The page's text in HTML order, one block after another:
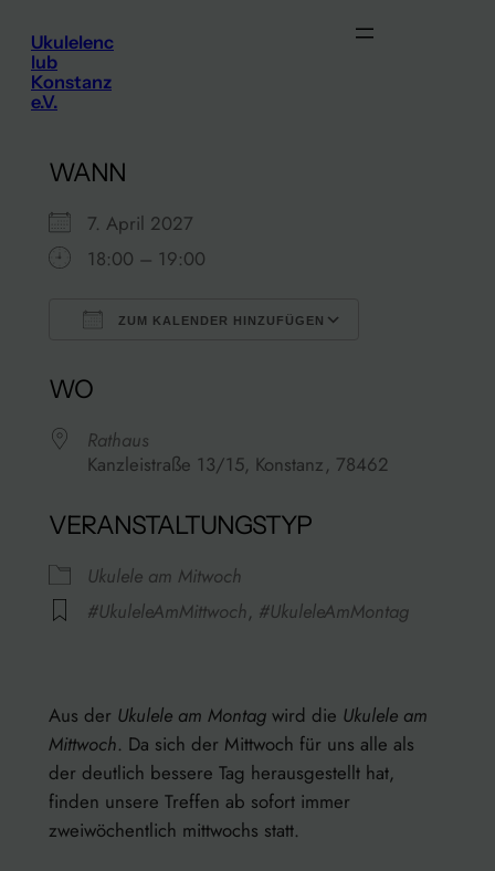
Inhalt
springen
Ukulelenc
lub
Konstanz
e.V.
WANN
7. April 2027
18:00 – 19:00
ZUM KALENDER HINZUFÜGEN
WO
Rathaus
Kanzleistraße 13/15, Konstanz, 78462
VERANSTALTUNGSTYP
Ukulele am Mitwoch
#UkuleleAmMittwoch, #UkuleleAmMontag
Veranstaltungen anzeigen
Aus der Ukulele am Montagwird die Ukulele am
Mittwoch. Da sich der Mittwoch für uns alle als
der deutlich bessere Tag herausgestellt hat,
finden unsere Treffen ab sofort immer
zweiwöchentlich mittwochs statt.